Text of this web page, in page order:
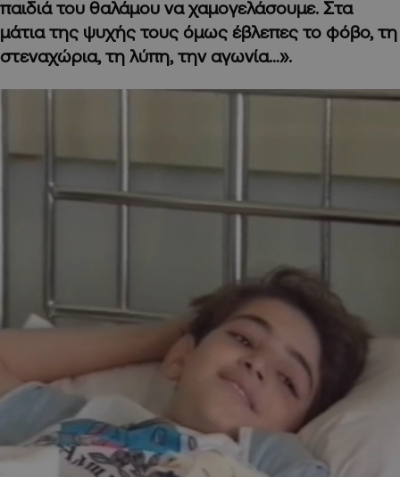
παιδιά του θαλάμου να χαμογελάσουμε. Στα
μάτια της ψυχής τους όμως έβλεπες το φόβο, τη
στεναχώρια, τη λύπη, την αγωνία…».